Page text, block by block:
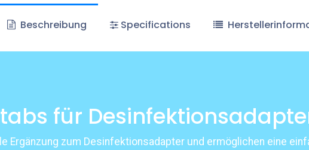
Beschreibung Specifications
für
Ergänzung zum Desinfektionsadapter und ermöglichen eine